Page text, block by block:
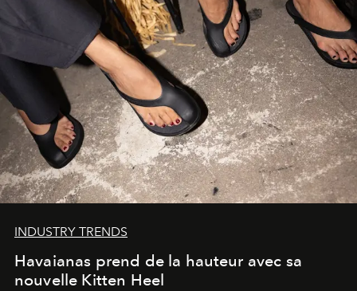
INDUSTRY TRENDS
Havaianas prend de la hauteur avec sa
nouvelle Kitten Heel